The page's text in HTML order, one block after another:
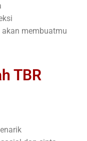
membuatmu
TBR